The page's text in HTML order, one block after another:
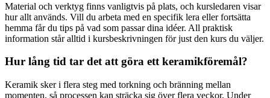
Material och verktyg finns vanligtvis på plats, och kursledaren visar
hur allt används. Vill du arbeta med en specifik lera eller fortsätta
hemma får du tips på vad som passar dina idéer. All praktisk
information står alltid i kursbeskrivningen för just den kurs du väljer.
Hur lång tid tar det att göra ett keramikföremål?
Keramik sker i flera steg med torkning och bränning mellan
momenten, så processen kan sträcka sig över flera veckor. Under